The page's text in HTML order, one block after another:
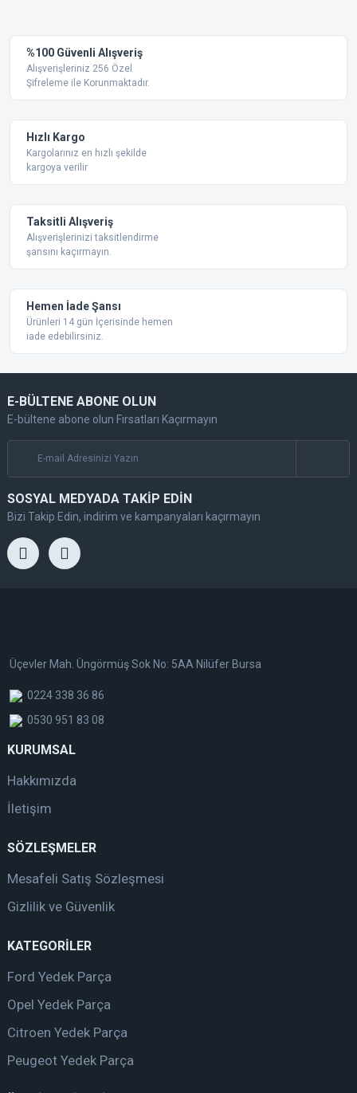
Ürün resmi kalitesiz, bozuk veya görüntülenemiyor.
Ürün açıklamasında eksik bilgiler bulunuyor.
Bu ürüne benzer farklı alternatifler olmalı.
%100 Güvenli Alışveriş
Alışverişleriniz 256 Özel
Şifreleme ile Korunmaktadır.
Hızlı Kargo
Kargolarınız en hızlı şekilde
kargoya verilir
Taksitli Alışveriş
Alışverişlerinizi taksitlendirme
şansını kaçırmayın.
Hemen İade Şansı
Ürünleri 14 gün İçerisinde hemen
iade edebilirsiniz.
E-BÜLTENE ABONE OLUN
E-bültene abone olun Fırsatları Kaçırmayın
SOSYAL MEDYADA TAKİP EDİN
Bizi Takip Edin, indirim ve kampanyaları kaçırmayın
Üçevler Mah. Üngörmüş Sok No: 5AA Nilüfer Bursa
0224 338 36 86
0530 951 83 08
KURUMSAL
Hakkımızda
İletişim
SÖZLEŞMELER
Mesafeli Satış Sözleşmesi
Gizlilik ve Güvenlik
KATEGORİLER
Ford Yedek Parça
Opel Yedek Parça
Citroen Yedek Parça
Peugeot Yedek Parça